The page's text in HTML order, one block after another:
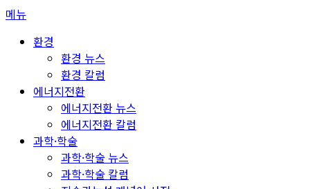
콘
메뉴
환경
환경 뉴스
환경 칼럼
에너지전환
에너지전환 뉴스
에너지전환 칼럼
과학·학술
과학·학술 뉴스
과학·학술 칼럼